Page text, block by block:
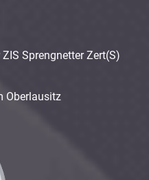
Sprengnetter Zert(S)
Oberlausitz